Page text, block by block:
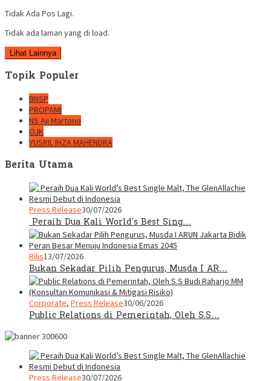
Tidak Ada Pos Lagi.
Tidak ada laman yang di load.
Lihat Lainnya
Topik Populer
BNSP
PROPAMI
NS Aji Martono
OJK
YUSRIL IHZA MAHENDRA
Berita Utama
Press Release30/07/2026
Peraih Dua Kali World’s Best Sing…
Rilis13/07/2026
Bukan Sekadar Pilih Pengurus, Musda I AR…
Corporate, Press Release30/06/2026
Public Relations di Pemerintah, Oleh S.S…
Press Release30/07/2026